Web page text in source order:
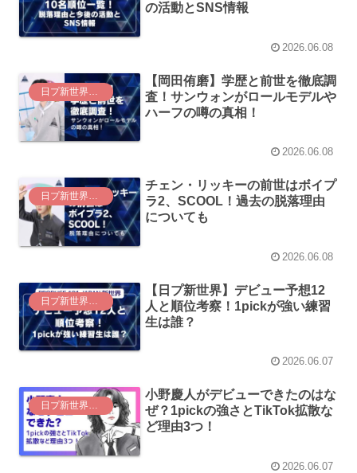
の活動とSNS情報
2026.06.08
日プ新世界（日プ4）
【岡田侑磨】学歴と前世を徹底調
査！サンウォンがロールモデルや
ハーフの噂の真相！
2026.06.08
日プ新世界（日プ4）
チェン・リッキーの前世はボイプ
ラ2、SCOOL！過去の脱落理由
についても
2026.06.08
日プ新世界（日プ4）
【日プ新世界】デビュー予想12
人と順位考察！1pickが強い練習
生は誰？
2026.06.07
日プ新世界（日プ4）
小野慶人がデビューできたのはな
ぜ？1pickの強さとTikTok拡散な
ど理由3つ！
2026.06.07